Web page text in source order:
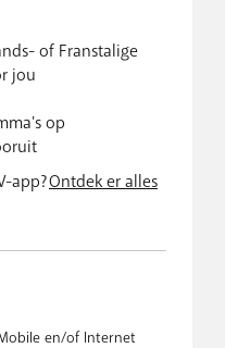
of Franstalige
jou
op
app?Ontdek er alles
en/of Internet